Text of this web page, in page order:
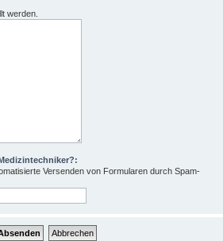
werden.
Versenden von Formularen durch Spam-